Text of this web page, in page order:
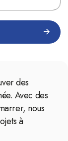
des
Avec des
nous
à